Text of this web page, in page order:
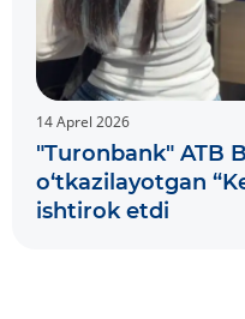
14 Aprel 2026
"Turonbank" ATB
o‘tkazilayotgan
ishtirok etdi